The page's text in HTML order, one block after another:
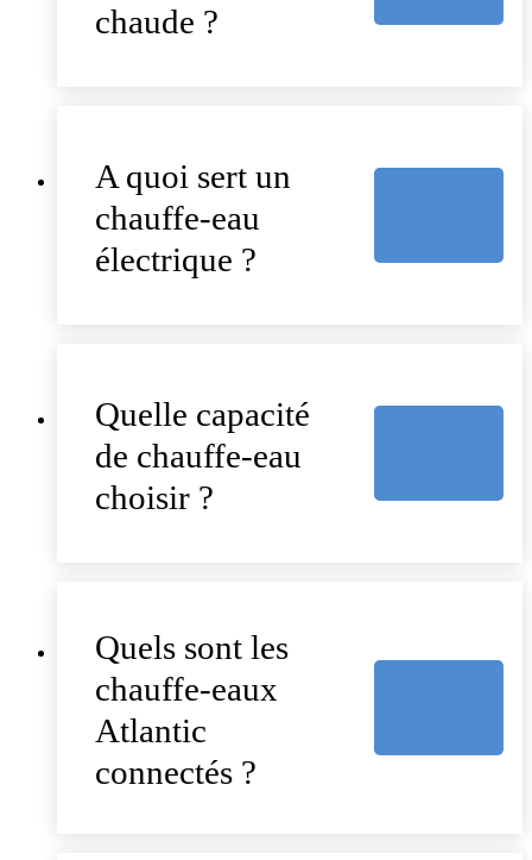
chaude ?
A quoi sert un
chauffe-eau
électrique ?
Quelle capacité
de chauffe-eau
choisir ?
Quels sont les
chauffe-eaux
Atlantic
connectés ?